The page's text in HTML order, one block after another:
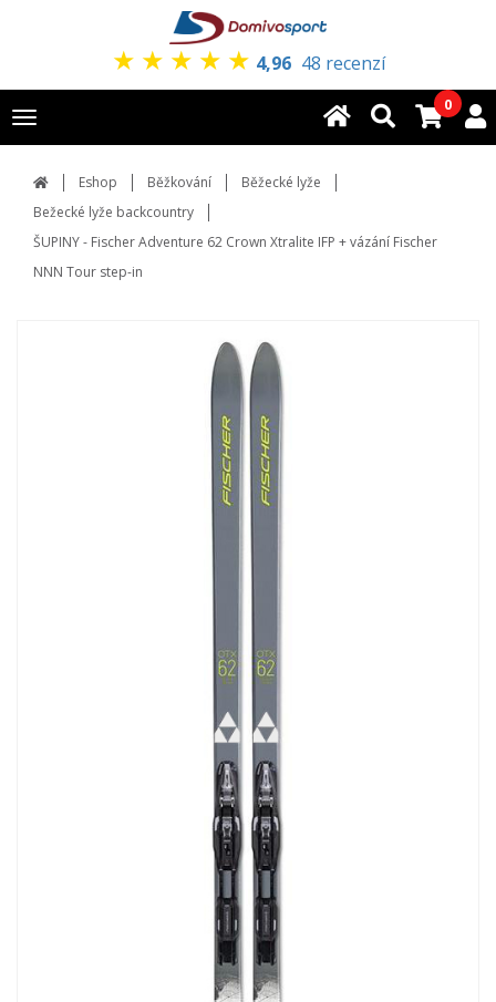
★ ★ ★ ★ ★ 4,96 48 recenzí
Toggle
navigation
0
Eshop Běžkování
Běžecké lyže
Bežecké lyže backcountry
ŠUPINY - Fischer Adventure 62 Crown Xtralite IFP + vázání Fischer
NNN Tour step-in